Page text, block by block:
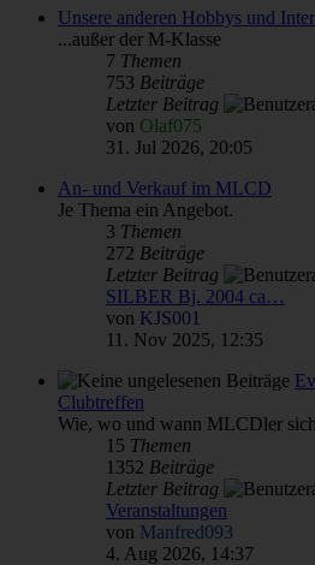
Unsere anderen Hobbys und
...außer der M-Klasse
7 Themen
753 Beiträge
Letzter Beitrag
von Olaf075
31. Jul 2026, 20:05
An- und Verkauf im MLCD
Je Thema ein Angebot.
3 Themen
272 Beiträge
Letzter Beitrag
SILBER Bj. 2004 ca…
von KJS001
11. Nov 2025, 12:35
Clubtreffen
Wie, wo und wann MLCDler
15 Themen
1352 Beiträge
Letzter Beitrag
Veranstaltungen
von Manfred093
4. Aug 2026, 14:37